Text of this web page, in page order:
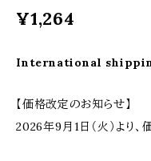
¥1,264
International
【価格改定のお知らせ】
2026年9月1日（火）より、